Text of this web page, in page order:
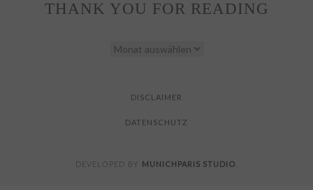
THANK YOU FOR READING
YOU
DISCLAIMER
DATENSCHUTZ
DEVELOPED BY MUNICHPARIS STUDIO